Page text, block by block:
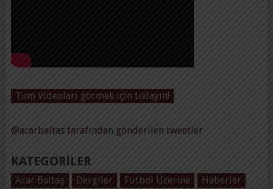
Tüm Videoları görmek için tıklayın!
@acarbaltas tarafından gönderilen tweetler
KATEGORILER
Acar Baltaş Dergiler Futbol Üzerine
Haberler